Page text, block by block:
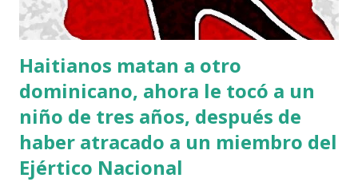
Haitianos matan a otro
dominicano, ahora le tocó a un
niño de tres años, después de
haber atracado a un miembro del
Ejértico Nacional